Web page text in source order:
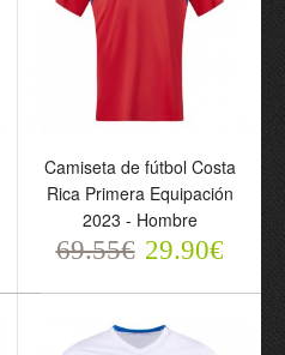
Camiseta de fútbol Costa
Rica Primera Equipación
2023 - Hombre
69.55€ 29.90€
Camiseta de fútbol Costa
Rica Primera Equipación
2023 - Hombre
69.55€ 29.90€